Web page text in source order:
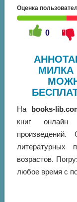
Оценка
0
МИЛКА
На books-
книг онлайн
литературных
возрастов.
любое время с